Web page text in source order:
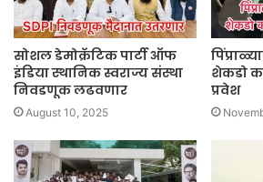
सोशल डेमोक्रॅटिक पार्टी ऑफ
इंडिया स्थानिक स्वराज्य संस्था
निवडणूक लढवणार
August 10, 2025
शेकडो
प्रवेश